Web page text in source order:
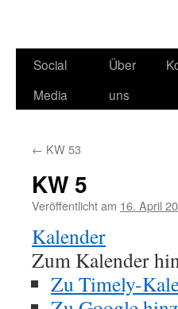
Social
Media
Über
uns
← KW 53
KW 5
Veröffentlicht am 16. April
Kalender
Zum Kalender
Zu Timely-